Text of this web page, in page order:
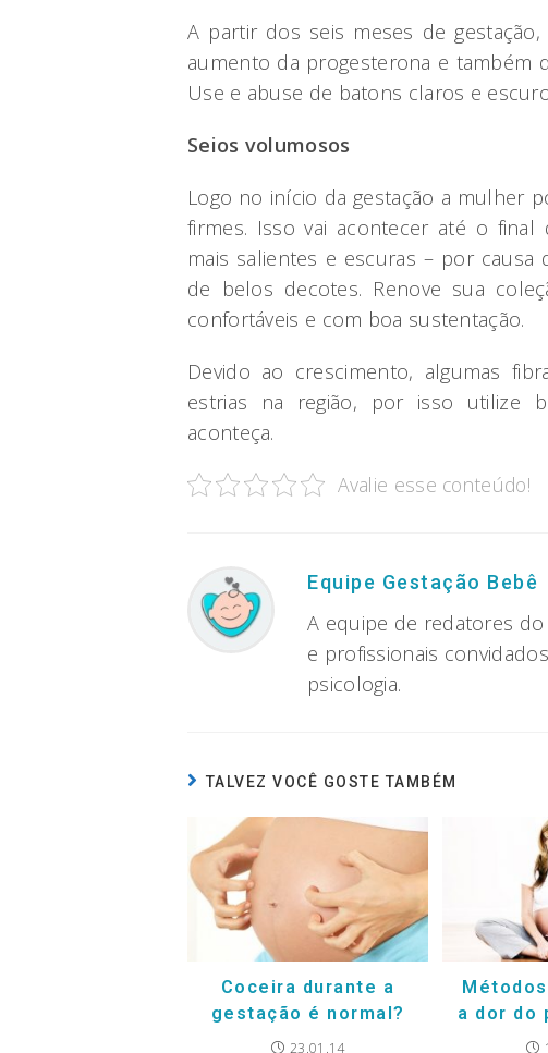
A partir dos seis meses de
aumento da progesterona e também
Use e abuse de batons claros e
Seios volumosos
Logo no início da gestação a mulher
firmes. Isso vai acontecer até o final
mais salientes e escuras – por causa
de belos decotes. Renove sua
confortáveis e com boa sustentação.
Devido ao crescimento, algumas
estrias na região, por isso utilize
aconteça.
Avalie esse conteúdo!
Equipe Gestação Bebê
A equipe de redatores
e profissionais
psicologia.
TALVEZ VOCÊ GOSTE TAMBÉM
Coceira durante a
gestação é normal?
23.01.14
a dor do